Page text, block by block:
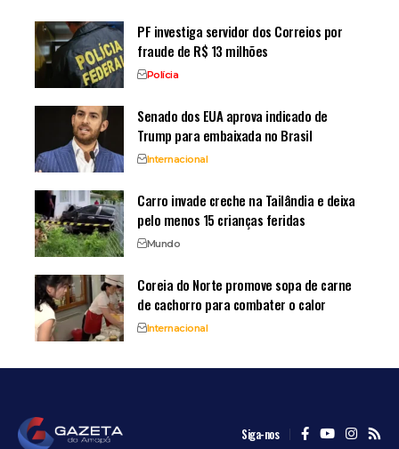
PF investiga servidor dos Correios por
fraude de R$ 13 milhões
Polícia
Senado dos EUA aprova indicado de
Trump para embaixada no Brasil
Internacional
Carro invade creche na Tailândia e deixa
pelo menos 15 crianças feridas
Mundo
Coreia do Norte promove sopa de carne
de cachorro para combater o calor
Internacional
Siga-nos